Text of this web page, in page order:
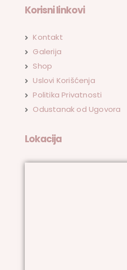
Korisni linkovi
Kontakt
Galerija
Shop
Uslovi Korišćenja
Politika Privatnosti
Odustanak od Ugovora
Lokacija